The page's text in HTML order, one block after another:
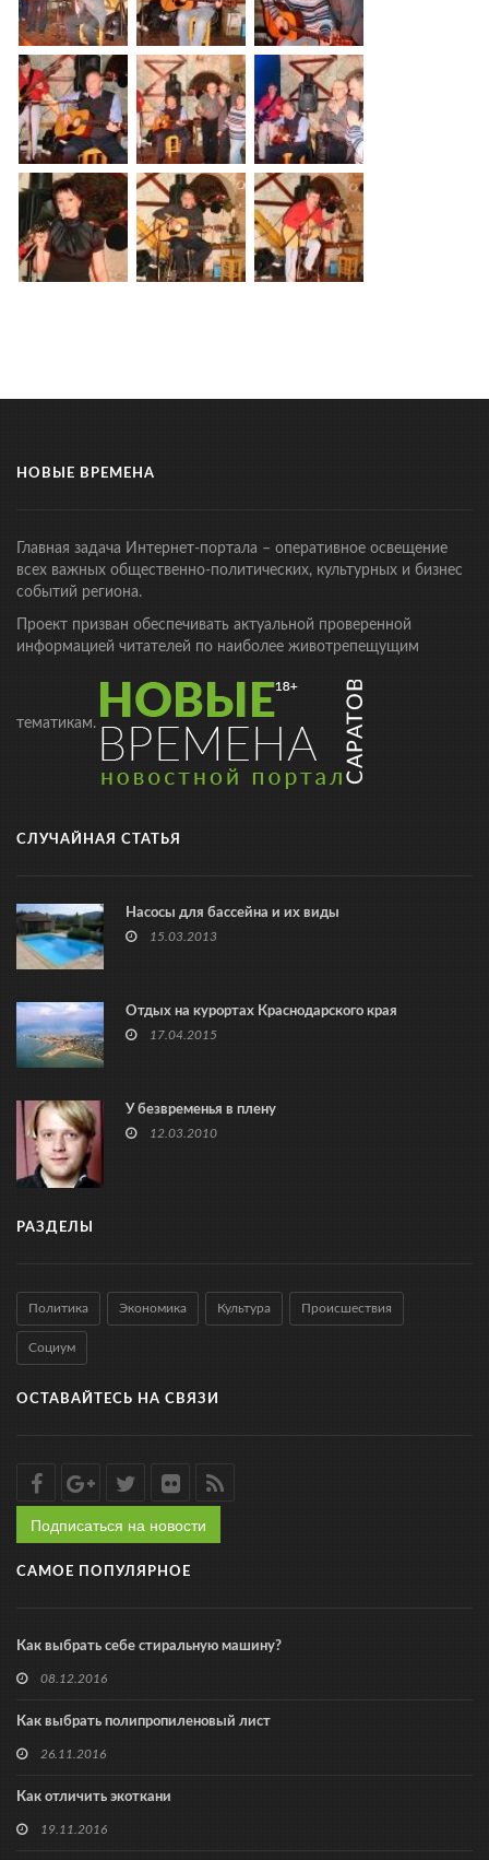
НОВЫЕ ВРЕМЕНА
Главная задача Интернет-портала – оперативное освещение
всех важных общественно-политических, культурных и бизнес
событий региона.
Проект призван обеспечивать актуальной проверенной
информацией читателей по наиболее животрепещущим
тематикам.
СЛУЧАЙНАЯ СТАТЬЯ
Насосы для бассейна и их виды
15.03.2013
Отдых на курортах Краснодарского края
17.04.2015
У безвременья в плену
12.03.2010
РАЗДЕЛЫ
Политика Экономика Культура Происшествия
Социум
ОСТАВАЙТЕСЬ НА СВЯЗИ
Подписаться на новости
САМОЕ ПОПУЛЯРНОЕ
Как выбрать себе стиральную машину?
08.12.2016
Как выбрать полипропиленовый лист
26.11.2016
Как отличить экоткани
19.11.2016